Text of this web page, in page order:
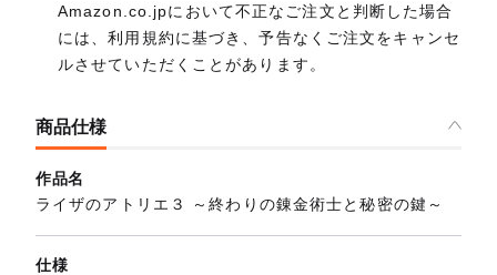
Amazon.co.jpにおいて不正なご注文と判断した場合
には、利用規約に基づき、予告なくご注文をキャンセ
ルさせていただくことがあります。
商品仕様
作品名
ライザのアトリエ３ ～終わりの錬金術士と秘密の鍵～
仕様